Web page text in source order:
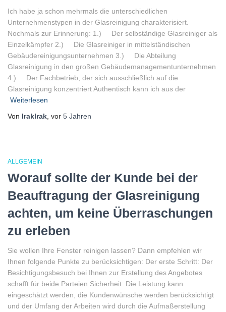
Ich habe ja schon mehrmals die unterschiedlichen
Unternehmenstypen in der Glasreinigung charakterisiert.
Nochmals zur Erinnerung: 1.) Der selbständige Glasreiniger als
Einzelkämpfer 2.) Die Glasreiniger in mittelständischen
Gebäudereinigungsunternehmen 3.) Die Abteilung
Glasreinigung in den großen Gebäudemanagementunternehmen
4.) Der Fachbetrieb, der sich ausschließlich auf die
Glasreinigung konzentriert Authentisch kann ich aus der
Weiterlesen
Von lraklrak , vor 5 Jahren
ALLGEMEIN
Worauf sollte der Kunde bei der
Beauftragung der Glasreinigung
achten, um keine Überraschungen
zu erleben
Sie wollen Ihre Fenster reinigen lassen? Dann empfehlen wir
Ihnen folgende Punkte zu berücksichtigen: Der erste Schritt: Der
Besichtigungsbesuch bei Ihnen zur Erstellung des Angebotes
schafft für beide Parteien Sicherheit: Die Leistung kann
eingeschätzt werden, die Kundenwünsche werden berücksichtigt
und der Umfang der Arbeiten wird durch die Aufmaßerstellung